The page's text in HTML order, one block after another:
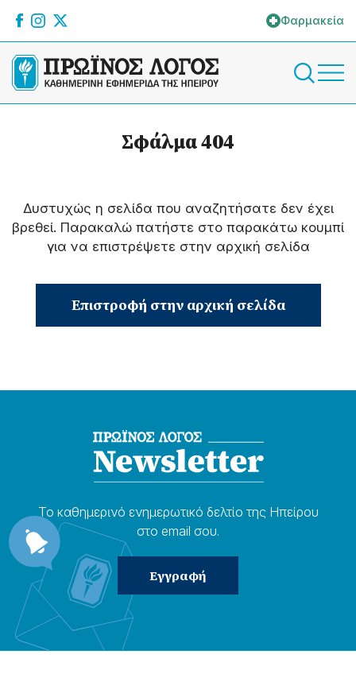
Φαρμακεία
Σφάλμα 404
Δυστυχώς η σελίδα που αναζητήσατε δεν έχει
βρεθεί. Παρακαλώ πατήστε στο παρακάτω κουμπί
για να επιστρέψετε στην αρχική σελίδα
Επιστροφή στην αρχική σελίδα
Το καθημερɩνό ενημερωτɩκό δελτίο της Ηπείρου
στο email σου.